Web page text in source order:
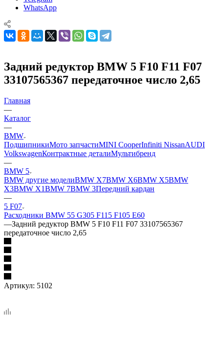
WhatsApp
Задний редуктор BMW 5 F10 F11 F07
33107565367 передаточное число 2,65
Главная
—
Каталог
—
BMW
ПодшипникиМото запчастиMINI CooperInfiniti NissanAUDI
VolkswagenКонтрактные деталиМультибренд
—
BMW 5
BMW другие моделиBMW X7BMW X6BMW X5BMW
X3BMW X1BMW 7BMW 3Передний кардан
—
5 F07
Расходники BMW 55 G305 F11 5 F105 E60
—Задний редуктор BMW 5 F10 F11 F07 33107565367
передаточное число 2,65
Артикул: 5102